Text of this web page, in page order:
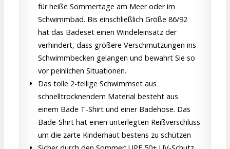
für heiße Sommertage am Meer oder im
Schwimmbad. Bis einschließlich Größe 86/92
hat das Badeset einen Windeleinsatz der
verhindert, dass größere Verschmutzungen ins
Schwimmbecken gelangen und bewahrt Sie so
vor peinlichen Situationen.
Das tolle 2-teilige Schwimmset aus
schnelltrocknendem Material besteht aus
einem Bade T-Shirt und einer Badehose. Das
Bade-Shirt hat einen unterlegten Reißverschluss
um die zarte Kinderhaut bestens zu schützen